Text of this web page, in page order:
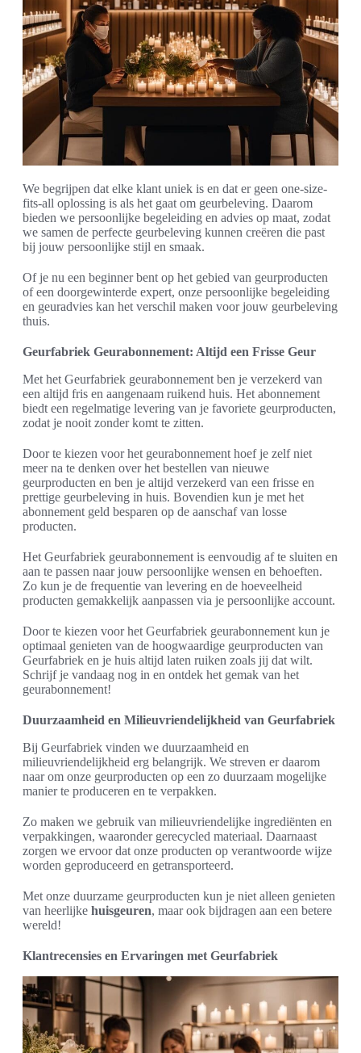
We begrijpen dat elke klant uniek is en dat er geen one-size-
fits-all oplossing is als het gaat om geurbeleving. Daarom
bieden we persoonlijke begeleiding en advies op maat, zodat
we samen de perfecte geurbeleving kunnen creëren die past
bij jouw persoonlijke stijl en smaak.
Of je nu een beginner bent op het gebied van geurproducten
of een doorgewinterde expert, onze persoonlijke begeleiding
en geuradvies kan het verschil maken voor jouw geurbeleving
thuis.
Geurfabriek Geurabonnement: Altijd een Frisse Geur
Met het Geurfabriek geurabonnement ben je verzekerd van
een altijd fris en aangenaam ruikend huis. Het abonnement
biedt een regelmatige levering van je favoriete geurproducten,
zodat je nooit zonder komt te zitten.
Door te kiezen voor het geurabonnement hoef je zelf niet
meer na te denken over het bestellen van nieuwe
geurproducten en ben je altijd verzekerd van een frisse en
prettige geurbeleving in huis. Bovendien kun je met het
abonnement geld besparen op de aanschaf van losse
producten.
Het Geurfabriek geurabonnement is eenvoudig af te sluiten en
aan te passen naar jouw persoonlijke wensen en behoeften.
Zo kun je de frequentie van levering en de hoeveelheid
producten gemakkelijk aanpassen via je persoonlijke account.
Door te kiezen voor het Geurfabriek geurabonnement kun je
optimaal genieten van de hoogwaardige geurproducten van
Geurfabriek en je huis altijd laten ruiken zoals jij dat wilt.
Schrijf je vandaag nog in en ontdek het gemak van het
geurabonnement!
Duurzaamheid en Milieuvriendelijkheid van Geurfabriek
Bij Geurfabriek vinden we duurzaamheid en
milieuvriendelijkheid erg belangrijk. We streven er daarom
naar om onze geurproducten op een zo duurzaam mogelijke
manier te produceren en te verpakken.
Zo maken we gebruik van milieuvriendelijke ingrediënten en
verpakkingen, waaronder gerecycled materiaal. Daarnaast
zorgen we ervoor dat onze producten op verantwoorde wijze
worden geproduceerd en getransporteerd.
Met onze duurzame geurproducten kun je niet alleen genieten
van heerlijke huisgeuren, maar ook bijdragen aan een betere
wereld!
Klantrecensies en Ervaringen met Geurfabriek